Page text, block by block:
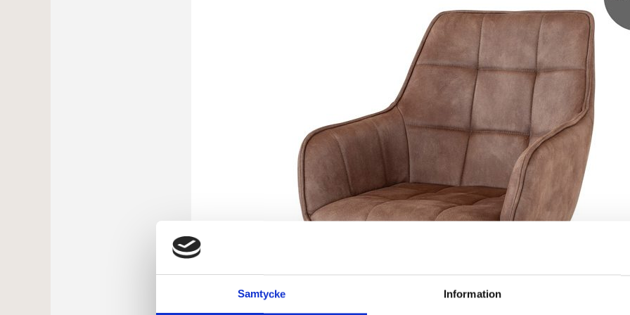
Samtycke Information